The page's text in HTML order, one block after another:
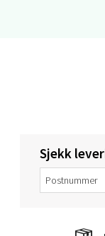
Sjekk
0 i butikk